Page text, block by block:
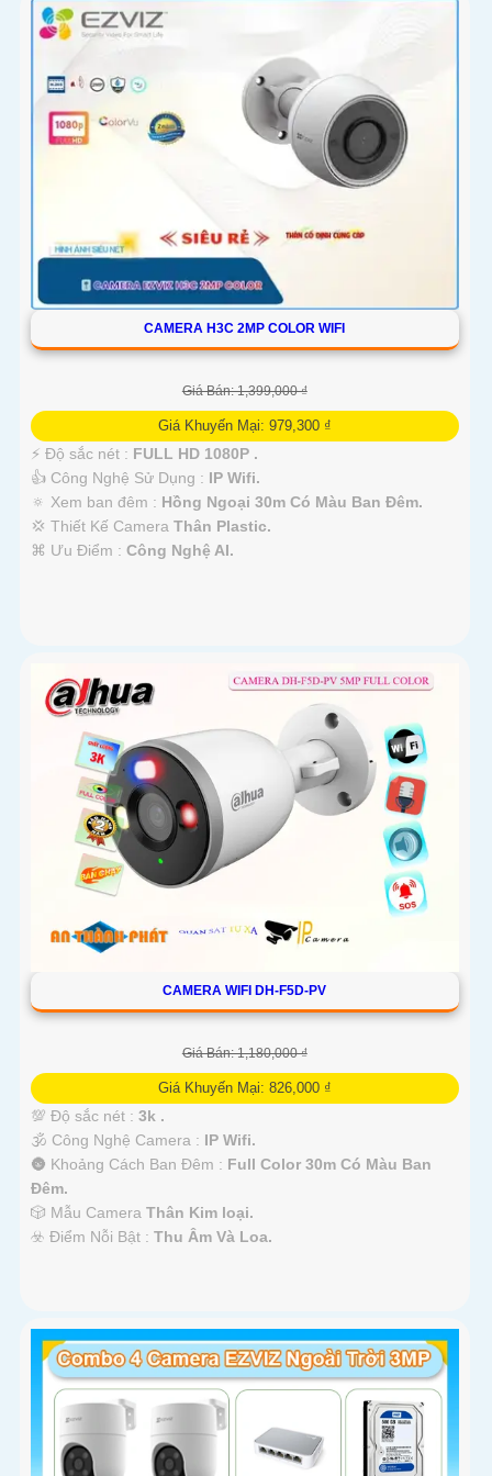
CAMERA H3C 2MP COLOR WIFI
Giá Bán: 1,399,000 ₫
Giá Khuyến Mại: 979,300 ₫
️⚡ Độ sắc nét : FULL HD 1080P .
👍 Công Nghệ Sử Dụng : IP Wifi.
🔅 Xem ban đêm : Hồng Ngoại 30m Có Màu Ban Ðêm.
💢 Thiết Kế Camera Thân Plastic.
️⌘ Ưu Điểm : Công Nghệ AI.
CAMERA WIFI DH-F5D-PV
Giá Bán: 1,180,000 ₫
Giá Khuyến Mại: 826,000 ₫
💯 Độ sắc nét : 3k .
🕉️ Công Nghệ Camera : IP Wifi.
🌚 Khoảng Cách Ban Đêm : Full Color 30m Có Màu Ban
Ðêm.
🎲 Mẫu Camera Thân Kim loại.
️☣️ Điểm Nỗi Bật : Thu Âm Và Loa.